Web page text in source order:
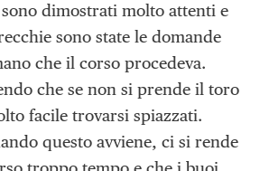
dimostrati molto attenti e
sono state le domande
che il corso procedeva.
che se non si prende il toro
facile trovarsi spiazzati.
questo avviene, ci si rende